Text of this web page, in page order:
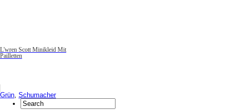
L'wren Scott Minikleid Mit
Pailletten
Grün, Schumacher